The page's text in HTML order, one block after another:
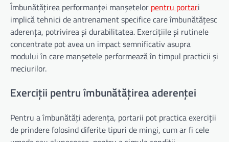
Îmbunătățirea performanței manșetelor pentru portari
implică tehnici de antrenament specifice care îmbunătățesc
aderența, potrivirea și durabilitatea. Exercițiile și rutinele
concentrate pot avea un impact semnificativ asupra
modului în care manșetele performează în timpul practicii și
meciurilor.
Exerciții pentru îmbunătățirea aderenței
Pentru a îmbunătăți aderența, portarii pot practica exerciții
de prindere folosind diferite tipuri de mingi, cum ar fi cele